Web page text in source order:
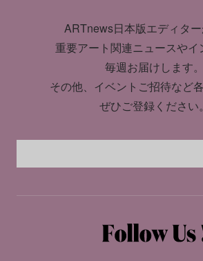
ARTnews日本版エディタ
重要アート関連ニュースやイ
毎週お届けします。
その他、イベントご招待など各
ぜひご登録ください。